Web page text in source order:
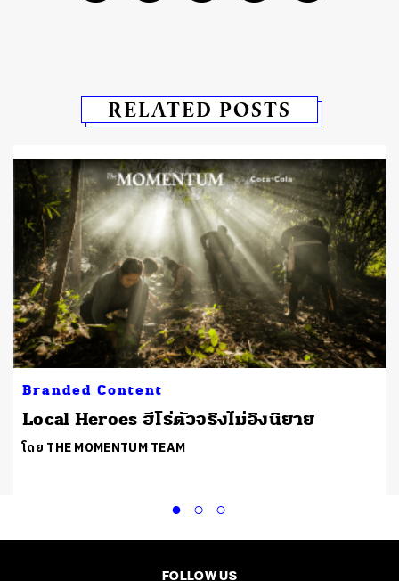
RELATED POSTS
Branded Content
Local Heroes ฮีโร่ตัวจริงไม่อิงนิยาย
โดย THE MOMENTUM TEAM
FOLLOW US